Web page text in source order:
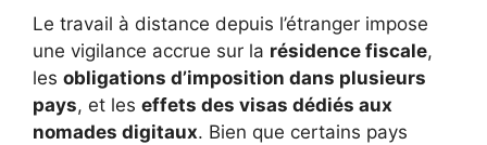
Le travail à distance depuis l’étranger impose
une vigilance accrue sur la résidence fiscale,
les obligations d’imposition dans plusieurs
pays, et les effets des visas dédiés aux
nomades digitaux. Bien que certains pays